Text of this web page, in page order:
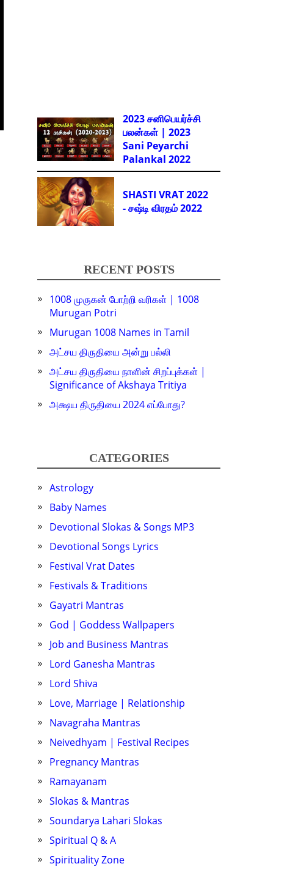
2023 சனிபெயர்ச்சி
பலன்கள் | 2023
Sani Peyarchi
Palankal 2022
SHASTI VRAT 2022
- சஷ்டி விரதம் 2022
RECENT POSTS
1008 முருகன் போற்றி வரிகள் | 1008
Murugan Potri
Murugan 1008 Names in Tamil
அட்சய திருதியை அன்று பல்லி
அட்சய திருதியை நாளின் சிறப்புக்கள் |
Significance of Akshaya Tritiya
அக்ஷய திருதியை 2024 எப்போது?
CATEGORIES
Astrology
Baby Names
Devotional Slokas & Songs MP3
Devotional Songs Lyrics
Festival Vrat Dates
Festivals & Traditions
Gayatri Mantras
God | Goddess Wallpapers
Job and Business Mantras
Lord Ganesha Mantras
Lord Shiva
Love, Marriage | Relationship
Navagraha Mantras
Neivedhyam | Festival Recipes
Pregnancy Mantras
Ramayanam
Slokas & Mantras
Soundarya Lahari Slokas
Spiritual Q & A
Spirituality Zone